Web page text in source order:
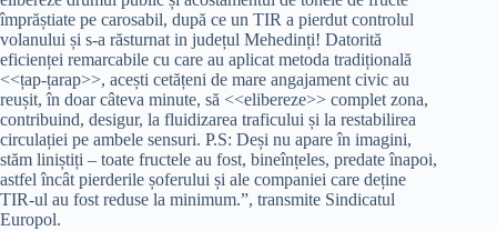
împrăștiate pe carosabil, după ce un TIR a pierdut controlul
volanului și s-a răsturnat in județul Mehedinți! Datorită
eficienței remarcabile cu care au aplicat metoda tradițională
<<țap-țarap>>, acești cetățeni de mare angajament civic au
reușit, în doar câteva minute, să <<elibereze>> complet zona,
contribuind, desigur, la fluidizarea traficului și la restabilirea
circulației pe ambele sensuri. P.S: Deși nu apare în imagini,
stăm liniștiți – toate fructele au fost, bineînțeles, predate înapoi,
astfel încât pierderile șoferului și ale companiei care deține
TIR-ul au fost reduse la minimum.”, transmite Sindicatul
Europol.